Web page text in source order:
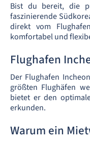
Bist du bereit, die
faszinierende
direkt vom
komfortabel und
Flughafen
Der Flughafen
größten Flughäfen
bietet er den
erkunden.
Warum ein